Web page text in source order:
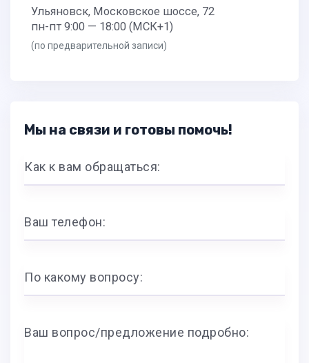
Ульяновск, Московское шоссе, 72
пн-пт 9:00 — 18:00 (МСК+1)
(по предварительной записи)
Мы на связи и готовы помочь!
Как к вам обращаться:
Ваш телефон:
По какому вопросу:
Ваш вопрос/предложение подробно: